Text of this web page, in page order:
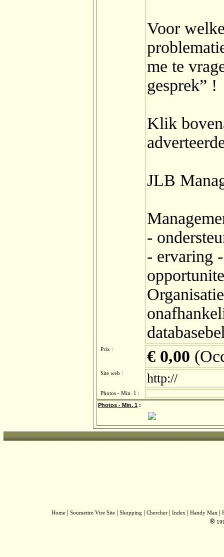
Voor
me te
gesprek” !
Klik
JLB
-
- ervaring
Prix : € 0,00
Site web : http://
Photos - Min. 1 :
Photos - Min. 1 :
Home| Soumettre Vtre Site| Shopping | Chercher| Index| Handy Man|
®